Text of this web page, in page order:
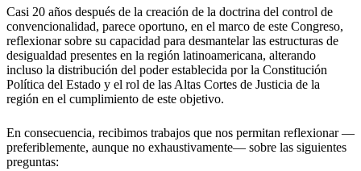
Casi 20 años después de la creación de la doctrina del control de
convencionalidad, parece oportuno, en el marco de este Congreso,
reflexionar sobre su capacidad para desmantelar las estructuras de
desigualdad presentes en la región latinoamericana, alterando
incluso la distribución del poder establecida por la Constitución
Política del Estado y el rol de las Altas Cortes de Justicia de la
región en el cumplimiento de este objetivo.
En consecuencia, recibimos trabajos que nos permitan reflexionar —
preferiblemente, aunque no exhaustivamente— sobre las siguientes
preguntas: